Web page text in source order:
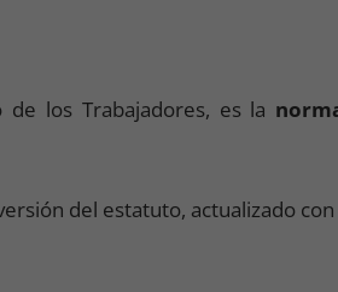
los Trabajadores, es la
del estatuto, actualizado